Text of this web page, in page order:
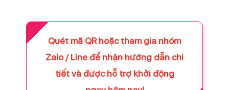
Quét mã QR hoặc tham gia nhóm
Zalo / Line để nhận hướng dẫn chi
tiết và được hỗ trợ khởi động